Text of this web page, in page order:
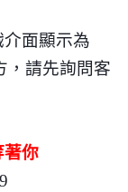
面顯示為
，請先詢問客
著你